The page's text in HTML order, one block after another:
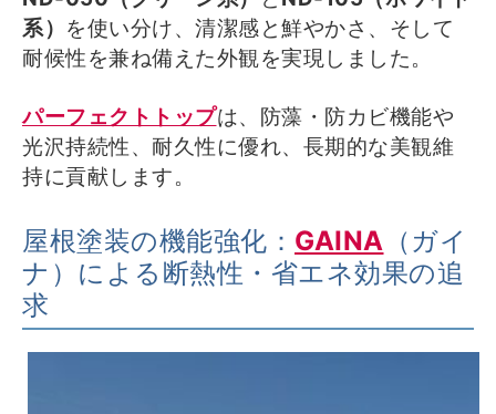
系） を使い分け、清潔感と鮮やかさ、そして
耐候性を兼ね備えた外観を実現しました。
パーフェクトトップは、防藻・防カビ機能や
光沢持続性、耐久性に優れ、長期的な美観維
持に貢献します。
屋根塗装の機能強化： GAINA （ガイ
ナ）による断熱性・省エネ効果の追
求